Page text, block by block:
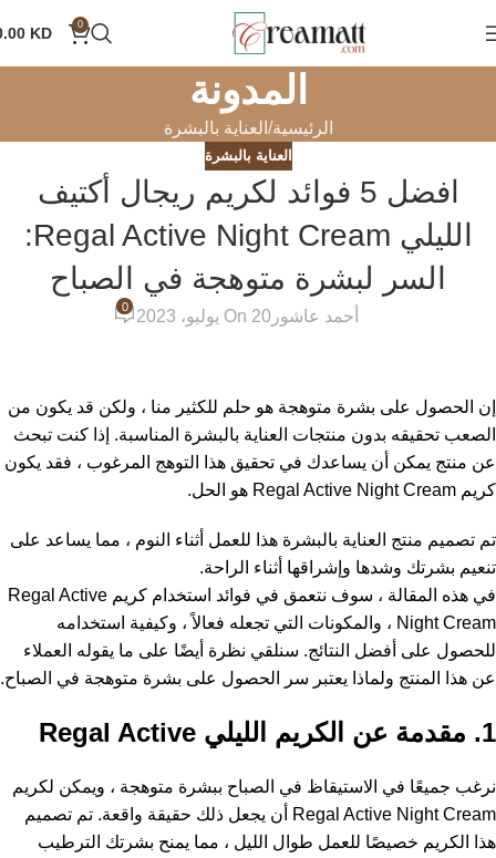
0
KD
المدونة
الرئيسية العناية بالبشرة
العناية بالبشرة
افضل 5 فوائد لكريم ريجال أكتيف
الليلي Regal Active Night Cream:
السر لبشرة متوهجة في الصباح
أحمد عاشور On 20 يوليو، 2023
0
إن الحصول على بشرة متوهجة هو حلم للكثير منا ، ولكن قد يكون من
الصعب تحقيقه بدون منتجات العناية بالبشرة المناسبة. إذا كنت تبحث
عن منتج يمكن أن يساعدك في تحقيق هذا التوهج المرغوب ، فقد يكون
كريم Regal Active Night Cream هو الحل.
تم تصميم منتج العناية بالبشرة هذا للعمل أثناء النوم ، مما يساعد على
تنعيم بشرتك وشدها وإشراقها أثناء الراحة.
في هذه المقالة ، سوف نتعمق في فوائد استخدام كريم Regal Active
Night Cream ، والمكونات التي تجعله فعالاً ، وكيفية استخدامه
للحصول على أفضل النتائج. سنلقي نظرة أيضًا على ما يقوله العملاء
عن هذا المنتج ولماذا يعتبر سر الحصول على بشرة متوهجة في الصباح.
1. مقدمة عن الكريم الليلي Regal Active
نرغب جميعًا في الاستيقاظ في الصباح ببشرة متوهجة ، ويمكن لكريم
Regal Active Night Cream أن يجعل ذلك حقيقة واقعة. تم تصميم
هذا الكريم خصيصًا للعمل طوال الليل ، مما يمنح بشرتك الترطيب